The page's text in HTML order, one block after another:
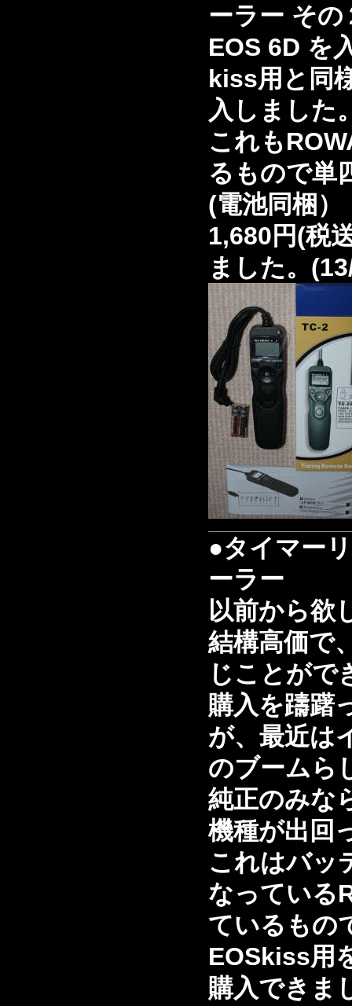
ーラー その
EOS 6D を
kiss用と同
入しました
これも
るもので単
(電池同梱）
1,680円(税
ました。
●タイマー
ーラー
以前から欲
結構高価で
じことがで
購入を躊躇
が、最近は
のブームら
純正のみな
機種が出回
これはバッ
なっている
ているもの
EOSkiss用
購入できま